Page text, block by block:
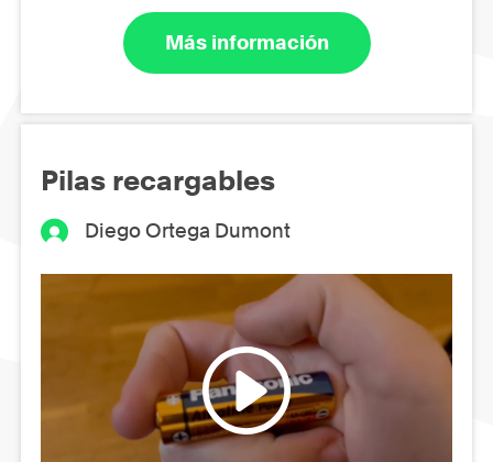
Más información
Pilas recargables
Diego Ortega Dumont